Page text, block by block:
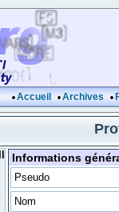
Accueil Archives
Informations
Pseudo
Nom